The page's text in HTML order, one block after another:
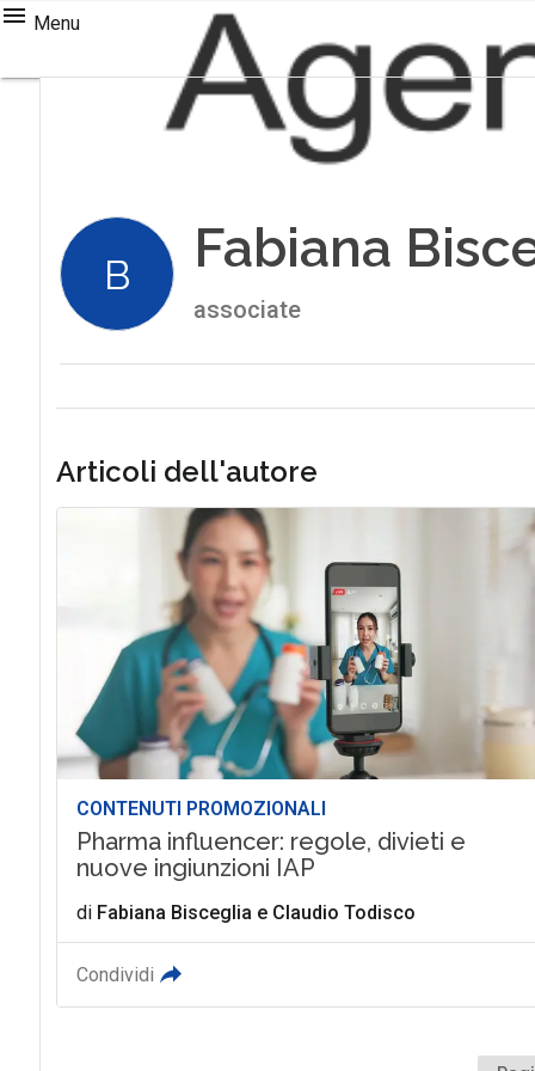
Menu
B Fabiana
associate
Articoli dell'autore
CONTENUTI PROMOZIONALI
Pharma influencer: regole, divieti e
nuove ingiunzioni IAP
di Fabiana Bisceglia e Claudio Todisco
Condividi